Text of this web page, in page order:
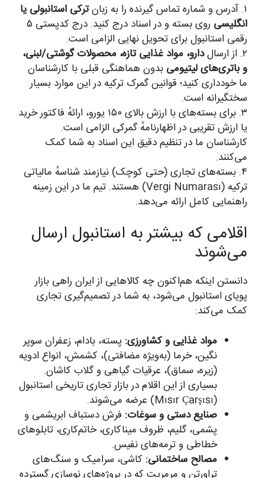
۱. آدرس و شماره تماس گیرنده را به زبان
ترکی استانبولی یا
انگلیسی
روی بسته و در اسناد درج کنید. درج کدپستی ۵
رقمی استانبول برای تحویل نهایی الزامی است.
۲. از ارسال
دارو، مواد غذایی تازه، محصولات گوشتی/لبنی،
و باتری‌های لیتیومی بدون هماهنگی قبلی با کارشناسان
ما خودداری کنید؛ قوانین گمرک ترکیه در این موارد بسیار
سختگیرانه است.
۳. برای بسته‌های با ارزش بالای ۱۵۰ یورو، ارائهٔ فاکتور خرید
یا ارزش تقریبی در اظهارنامهٔ گمرکی الزامی است.
کارشناسان ما در تنظیم دقیق این اسناد به شما کمک
می‌کنند.
۴. بسته‌های تجاری (حتی کوچک) نیازمند شناسهٔ مالیاتی
ترکیه (Vergi Numarası) هستند. تیم ما در این زمینه
راهنمایی کامل ارائه می‌دهد.
اقلامی که بیشتر به استانبول ارسال
می‌شوند
دانستن اینکه هم‌اکنون چه کالاهایی از ایران راهی بازار
پویای استانبول می‌شود، به شما در تصمیم‌گیری تجاری
کمک می‌کند:
مواد غذایی و کشاورزی: پسته، بادام، زعفران سوپر
نگین، خرما (به‌ویژه مضافتی)، کشمش، انواع ادویه
(زیره، سماق)، عرقیات گیاهی و گلاب کاشان.
بسیاری از این اقلام در بازار تجاری تاریخی استانبول
(Mısır Çarşısı) عرضه می‌شوند.
صنایع دستی و سوغات: فرش دستباف ابریشمی و
پشمی، گلیم، ظروف میناکاری، خاتم‌کاری، تابلوهای
خطاطی و ترمه‌های نفیس.
مصالح ساختمانی: کاشی، سرامیک و سنگ‌های
تراورتن و مرمریت که در پروژه‌های نوسازی گسترده